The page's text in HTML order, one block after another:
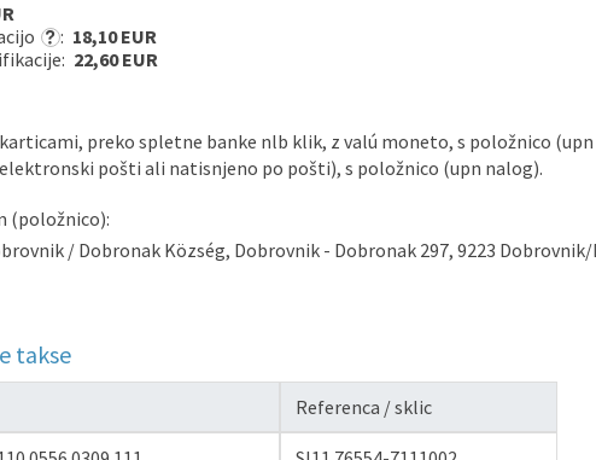
: 18,10 EUR
22,60 EUR
preko spletne banke nlb klik, z valú moneto, s položnico
pošti ali natisnjeno po pošti), s položnico (upn nalog).
(položnico):
/ Dobronak Község, Dobrovnik - Dobronak 297, 9223
takse
Referenca / sklic